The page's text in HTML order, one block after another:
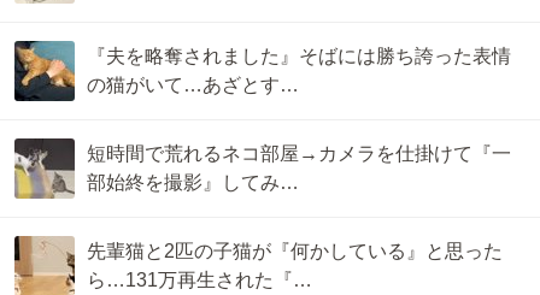
『夫を略奪されました』そばには勝ち誇った表情
の猫がいて…あざとす…
短時間で荒れるネコ部屋→カメラを仕掛けて『一
部始終を撮影』してみ…
先輩猫と2匹の子猫が『何かしている』と思った
ら…131万再生された『…